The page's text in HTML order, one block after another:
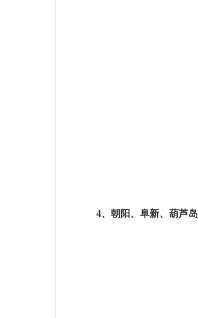
4、朝阳、阜新、葫芦岛